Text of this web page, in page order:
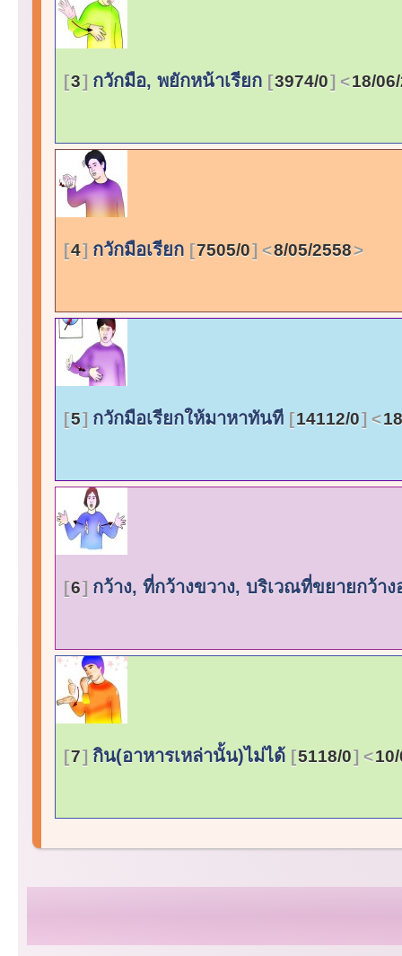
3 กวักมือ, พยักหน้าเรียก 3974/0 18/
4 กวักมือเรียก 7505/0 8/05/2558
5 กวักมือเรียกให้มาหาทันที 14112/0
6 กว้าง, ที่กว้างขวาง, บริเวณที่ขยายกว้า
7 กิน(อาหารเหล่านั้น)ไม่ได้ 5118/0